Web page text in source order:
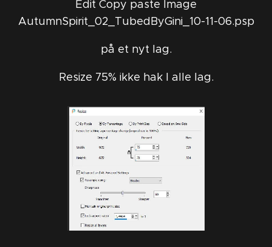
Edit Copy paste Image
AutumnSpirit_02_TubedByGini_10-11-06.psp
på et nyt lag.
Resize 75% ikke hak I alle lag.